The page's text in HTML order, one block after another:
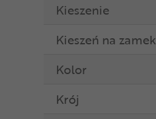
Kieszenie
Kieszeń na zamek
Kolor
Krój